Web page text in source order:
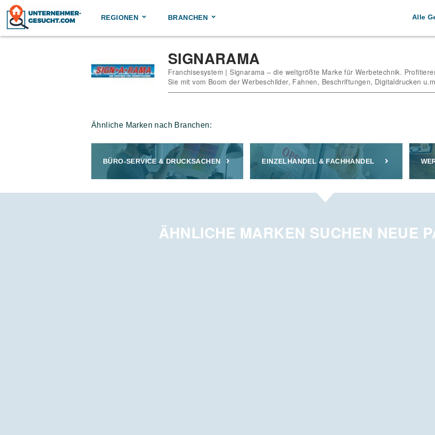
Skip
content
REGIONEN BRANCHEN Alle
SIGNARAMA
Franchisesystem | Signarama – die weltgrößte Marke für Werbetechnik.
Sie mit vom Boom der Werbeschilder, Fahnen, Beschriftungen, Digitaldrucken
Ähnliche Marken nach Branchen:
BÜRO-SERVICE & DRUCKSACHEN EINZELHANDEL & FACHHANDEL
ÄHNLICHE MARKEN SUCHEN NEUE